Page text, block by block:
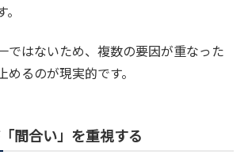
ではないため、複数の要因が重なった
るのが現実的です。
間合い」を重視する